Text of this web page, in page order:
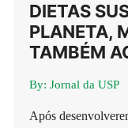
DIETAS
PLANETA,
TAMBÉM
By: Jornal da USP
Após